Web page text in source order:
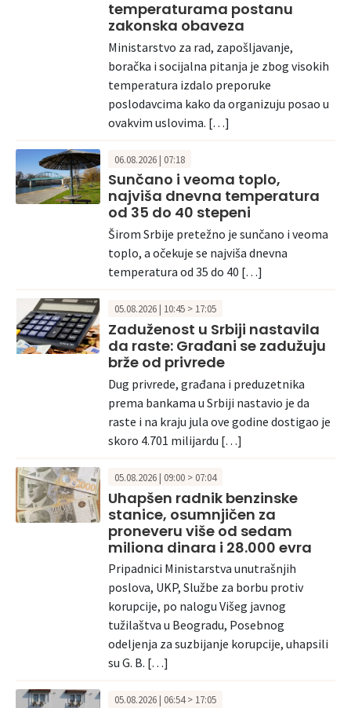
temperaturama postanu
zakonska obaveza
Ministarstvo za rad, zapošljavanje,
boračka i socijalna pitanja je zbog visokih
temperatura izdalo preporuke
poslodavcima kako da organizuju posao u
ovakvim uslovima. […]
06.08.2026 | 07:18
Sunčano i veoma toplo,
najviša dnevna temperatura
od 35 do 40 stepeni
Širom Srbije pretežno je sunčano i veoma
toplo, a očekuje se najviša dnevna
temperatura od 35 do 40 […]
05.08.2026 | 10:45 > 17:05
Zaduženost u Srbiji nastavila
da raste: Građani se zadužuju
brže od privrede
Dug privrede, građana i preduzetnika
prema bankama u Srbiji nastavio je da
raste i na kraju jula ove godine dostigao je
skoro 4.701 milijardu […]
05.08.2026 | 09:00 > 07:04
Uhapšen radnik benzinske
stanice, osumnjičen za
proneveru više od sedam
miliona dinara i 28.000 evra
Pripadnici Ministarstva unutrašnjih
poslova, UKP, Službe za borbu protiv
korupcije, po nalogu Višeg javnog
tužilaštva u Beogradu, Posebnog
odeljenja za suzbijanje korupcije, uhapsili
su G. B. […]
05.08.2026 | 06:54 > 17:05